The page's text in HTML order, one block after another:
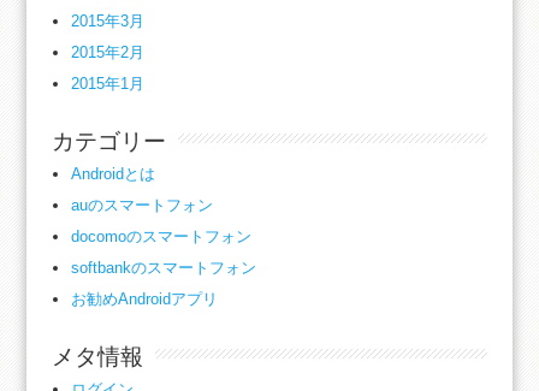
2015年3月
2015年2月
2015年1月
カテゴリー
Androidとは
auのスマートフォン
docomoのスマートフォン
softbankのスマートフォン
お勧めAndroidアプリ
メタ情報